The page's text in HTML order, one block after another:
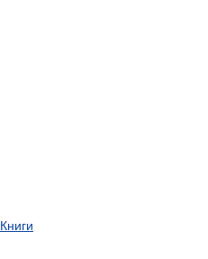
Книги